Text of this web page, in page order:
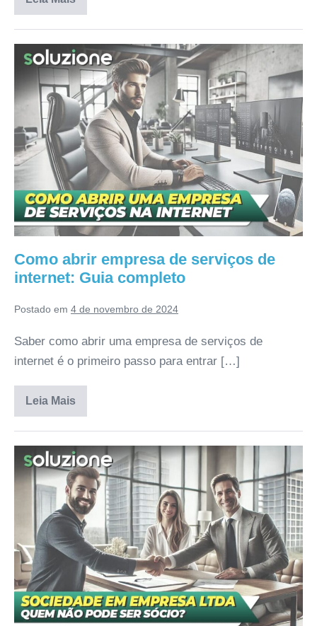
Como abrir empresa de serviços de
internet: Guia completo
Postado em 4 de novembro de 2024
Saber como abrir uma empresa de serviços de
internet é o primeiro passo para entrar […]
Leia Mais